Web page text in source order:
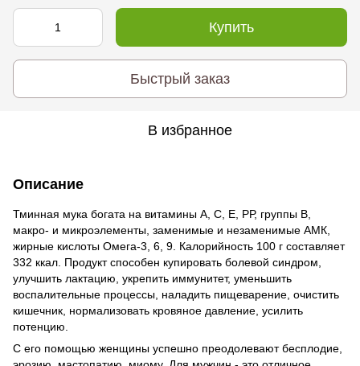
Купить
Быстрый заказ
В избранное
Описание
Тминная мука богата на витамины А, С, Е, РР, группы В,
макро- и микроэлементы, заменимые и незаменимые АМК,
жирные кислоты Омега-3, 6, 9. Калорийность 100 г составляет
332 ккал. Продукт способен купировать болевой синдром,
улучшить лактацию, укрепить иммунитет, уменьшить
воспалительные процессы, наладить пищеварение, очистить
кишечник, нормализовать кровяное давление, усилить
потенцию.
С его помощью женщины успешно преодолевают бесплодие,